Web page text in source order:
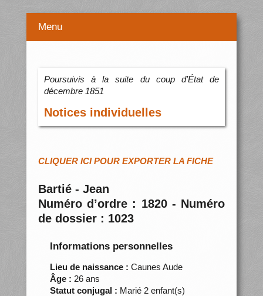
Menu
Poursuivis à la suite du coup d’État de
décembre 1851
Notices individuelles
CLIQUER ICI POUR EXPORTER LA FICHE
Bartié - Jean
Numéro d’ordre : 1820 - Numéro
de dossier : 1023
Informations personnelles
Lieu de naissance : Caunes Aude
Âge : 26 ans
Statut conjugal : Marié 2 enfant(s)